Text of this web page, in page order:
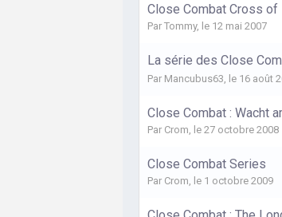
Close Combat Cross of
ParTommy, le 12 mai 2007
La série des Close
Par Mancubus63 le 16 août
Close Combat : Wacht
Par Crom le 27 octobre 2008
Close Combat Series
Par Crom le 1 octobre 2009